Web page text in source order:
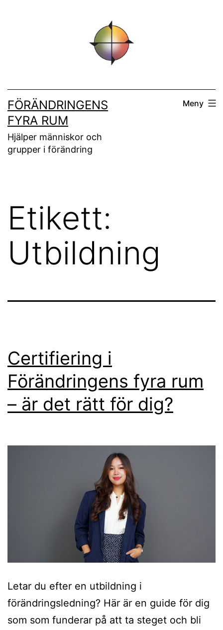
FÖRÄNDRINGENS
FYRA RUM
Hjälper människor och
grupper i förändring
Meny
Etikett:
Utbildning
Certifiering i
Förändringens fyra rum
– är det rätt för dig?
Letar du efter en utbildning i
förändringsledning? Här är en guide för dig
som som funderar på att ta steget och bli